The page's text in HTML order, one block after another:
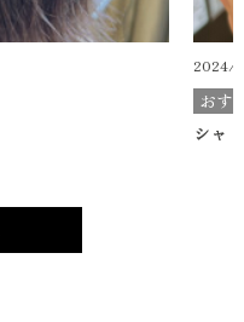
2024/
おす
シャ